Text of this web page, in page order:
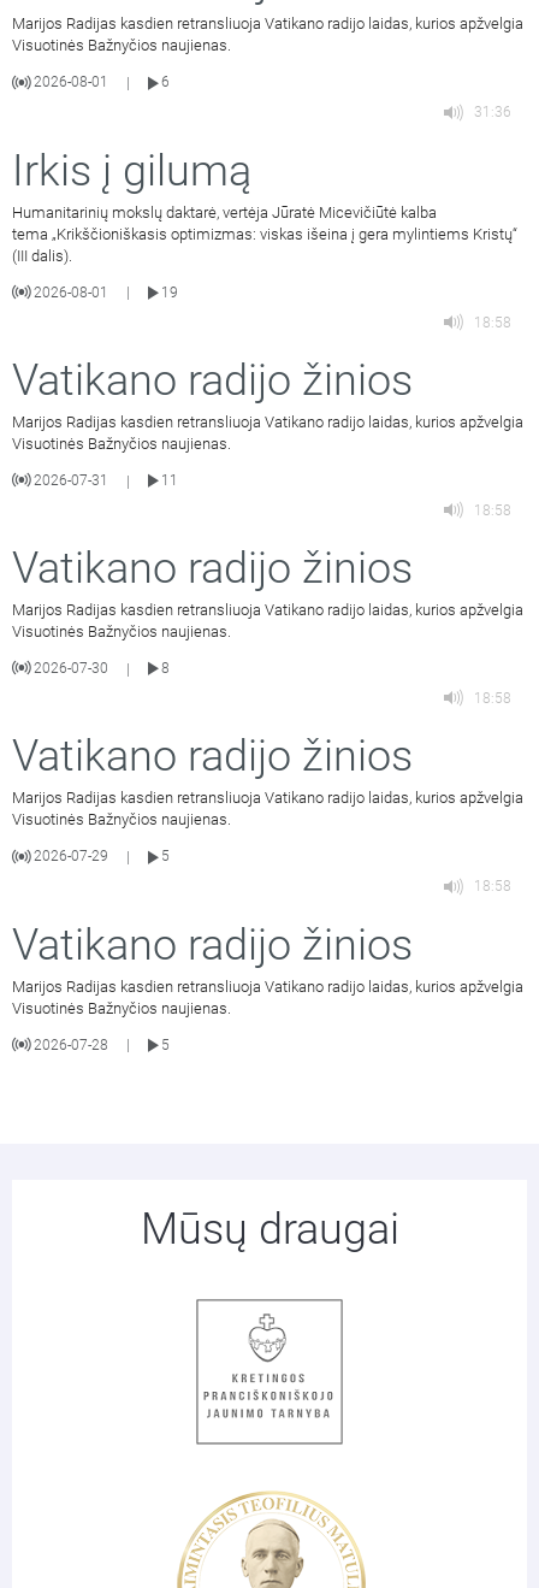
Marijos Radijas kasdien retransliuoja Vatikano radijo laidas, kurios apžvelgia
Visuotinės Bažnyčios naujienas.
2026-08-01
6
31:36
Irkis į gilumą
Humanitarinių mokslų daktarė, vertėja Jūratė Micevičiūtė kalba
tema „Krikščioniškasis optimizmas: viskas išeina į gera mylintiems Kristų“
(III dalis).
2026-08-01
19
18:58
Vatikano radijo žinios
Marijos Radijas kasdien retransliuoja Vatikano radijo laidas, kurios apžvelgia
Visuotinės Bažnyčios naujienas.
2026-07-31 |
11
18:58
Vatikano radijo žinios
Marijos Radijas kasdien retransliuoja Vatikano radijo laidas, kurios apžvelgia
Visuotinės Bažnyčios naujienas.
2026-07-30 |
8
18:58
Vatikano radijo žinios
Marijos Radijas kasdien retransliuoja Vatikano radijo laidas, kurios apžvelgia
Visuotinės Bažnyčios naujienas.
2026-07-29
5
18:58
Vatikano radijo žinios
Marijos Radijas kasdien retransliuoja Vatikano radijo laidas, kurios apžvelgia
Visuotinės Bažnyčios naujienas.
2026-07-28 5
Mūsų draugai